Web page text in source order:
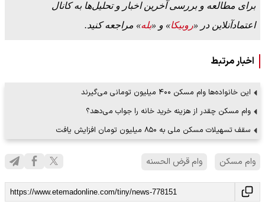
برای مطالعه و بررسی آخرین اخبار و تحلیل‌ها به کانال
اعتمادآنلاین در «روبیکا» و «بله» مراجعه کنید.
اخبار مرتبط
این خانواده‌ها وام مسکن ۴۰۰ میلیون تومانی می‌گیرند
وام مسکن چقدر از هزینه خرید خانه را جواب می‌دهد؟
سقف تسهیلات مسکن ملی به ۸۵۰ میلیون تومان افزایش یافت
وام مسکن وام قرض الحسنه